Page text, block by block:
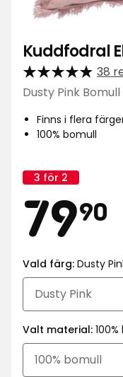
Kuddfodral
38
Dusty Pink
Finns i flera
100% bomull
Kampanj
3 för 2
Pris
7990
Vald färg: Dusty
Valt material: